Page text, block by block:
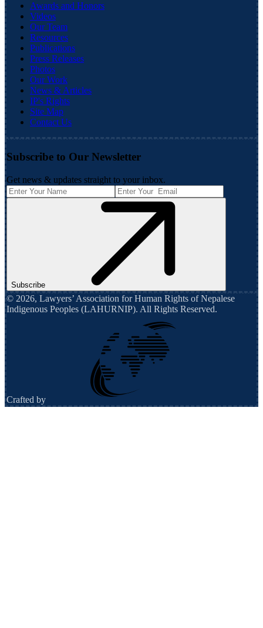
Awards and Honors
Videos
Our Team
Resources
Publications
Press Releases
Photos
Our Work
News & Articles
IP's Rights
Site Map
Contact Us
Subscribe to Our Newsletter
Get news & updates straight to your inbox.
Subscribe
© 2026, Lawyers’ Association for Human Rights of Nepalese
Indigenous Peoples (LAHURNIP). All Rights Reserved.
Crafted by